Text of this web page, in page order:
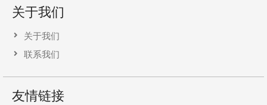
关于我们
关于我们
联系我们
友情链接